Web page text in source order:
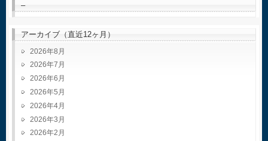
–
アーカイブ（直近12ヶ月）
2026年8月
2026年7月
2026年6月
2026年5月
2026年4月
2026年3月
2026年2月